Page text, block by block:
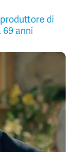
di
69 anni